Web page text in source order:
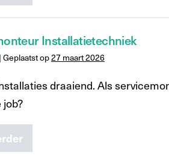
Installatietechniek
| Geplaatst op27 maart 2026
draaiend. Als
job?